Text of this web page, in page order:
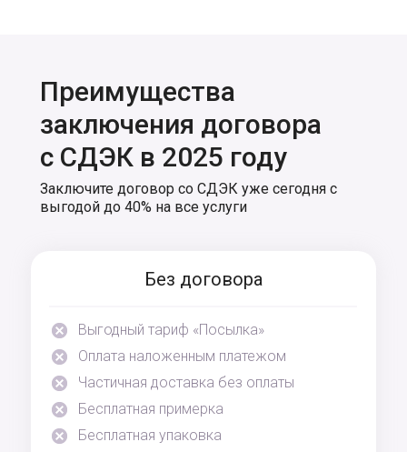
Преимущества
заключения договора
с СДЭК в 2025 году
Заключите договор со СДЭК уже сегодня с
выгодой до 40% на все услуги
Выгодный тариф «Посылка»
Оплата наложенным платежом
Частичная доставка без оплаты
Бесплатная примерка
Бесплатная упаковка
Без договора